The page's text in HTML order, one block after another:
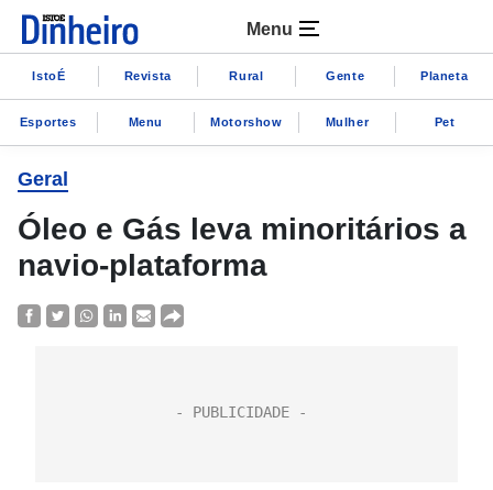
Menu
IstoÉ Revista Rural Gente Planeta
Esportes Menu Motorshow Mulher Pet
Geral
Óleo e Gás leva minoritários a
navio-plataforma